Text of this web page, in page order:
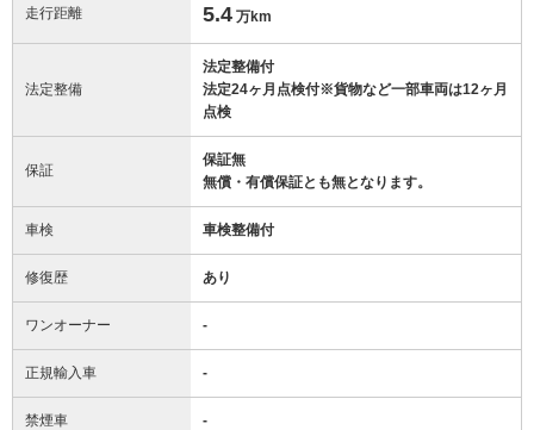
走行距離 5.4 万km
法定整備
法定整備付
法定24ヶ月点検付※貨物など一部車両は12ヶ月
点検
保証
保証無
無償・有償保証とも無となります。
車検 車検整備付
修復歴 あり
ワンオーナー -
正規輸入車 -
禁煙車 -